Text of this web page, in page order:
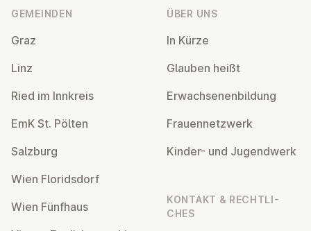
GEMEINDEN
Graz
Linz
Ried im Innkreis
EmK St. Pölten
Salzburg
Wien Flo­rids­dorf
Wien Fünfhaus
ÜBER UNS
In Kürze
Glauben heißt
Er­wach­se­nen­bil­dung
Frau­en­netz­werk
Kinder- und Ju­gend­werk
KONTAKT & RECHT­LI­
CHES